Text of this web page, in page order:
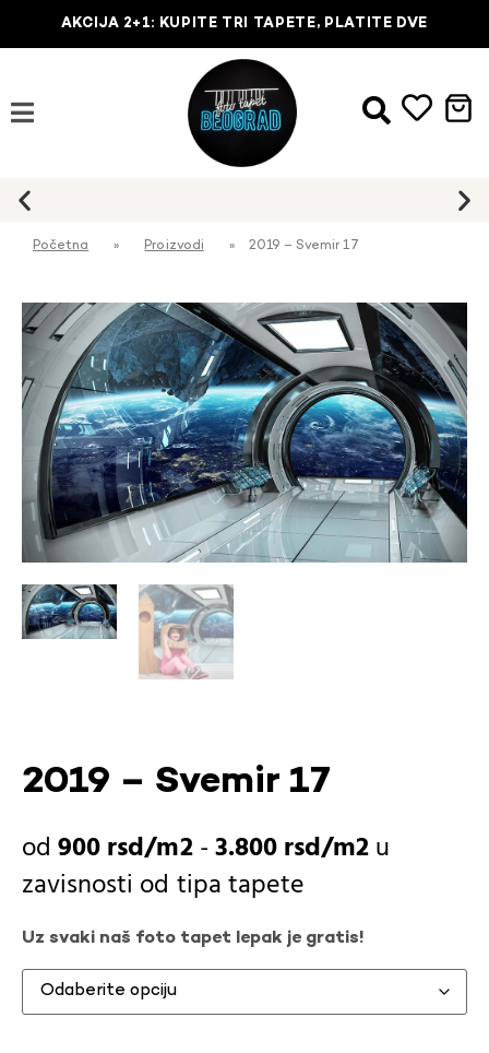
AKCIJA 2+1: KUPITE TRI TAPETE, PLATITE DVE
Početna » Proizvodi » 2019 – Svemir 17
2019 – Svemir 17
900rsd -3.800rsd
u
zavisnosti od tipa tapete
Uz svaki naš foto tapet lepak je gratis!